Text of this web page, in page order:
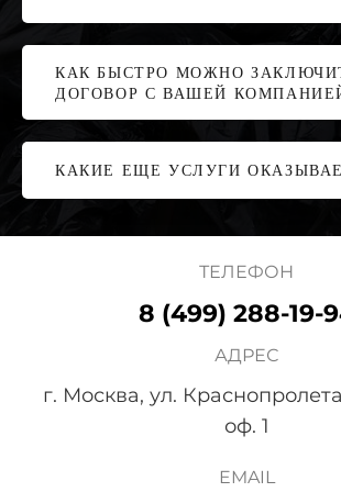
КАК БЫСТРО МОЖНО
ДОГОВОР С ВАШЕЙ
КАКИЕ ЕЩЕ УСЛУГИ
ТЕЛЕФОН
8 (499) 288-19-
АДРЕС
г. Москва, ул.
оф. 1
EMAIL